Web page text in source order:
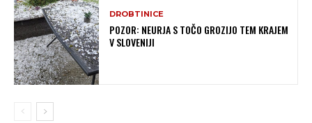
DROBTINICE
POZOR: NEURJA S TOČO GROZIJO TEM KRAJEM
V SLOVENIJI